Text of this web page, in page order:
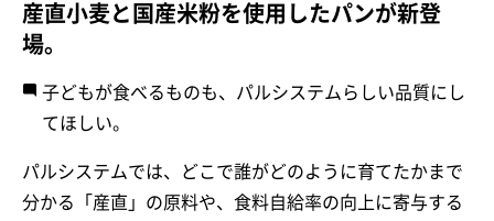
産直小麦と国産米粉を使用したパンが新登
場。
子どもが食べるものも、パルシステムらしい品質にし
てほしい。
パルシステムでは、どこで誰がどのように育てたかまで
分かる「産直」の原料や、食料自給率の向上に寄与する